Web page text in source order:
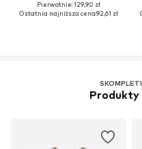
Pierwotnie: 129,90 zł
Ostatnia najniższa cena:92,61 zł
Produkty